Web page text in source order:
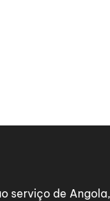
serviço de